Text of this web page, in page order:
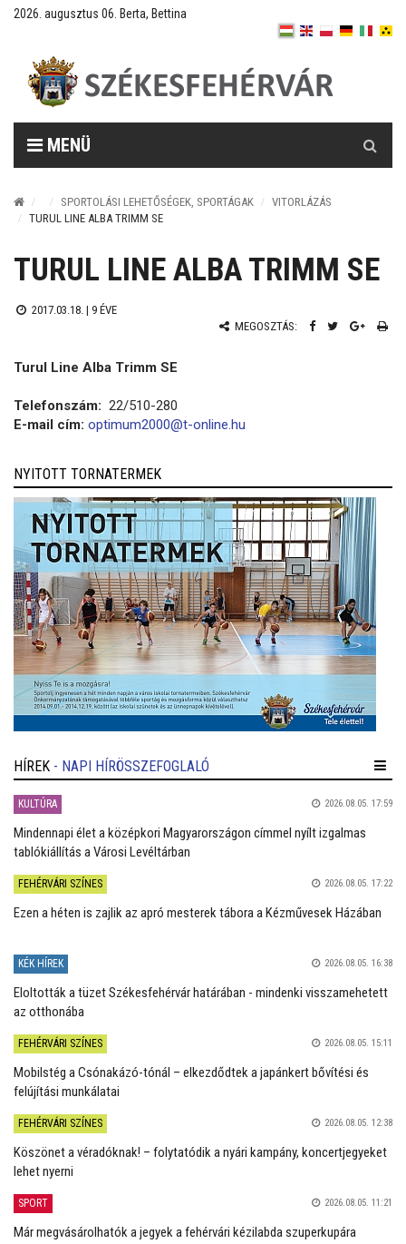
2026. augusztus 06. Berta, Bettina
MENÜ
SPORTOLÁSI LEHETŐSÉGEK, SPORTÁGAK
VITORLÁZÁS
TURUL LINE ALBA TRIMM SE
TURUL LINE ALBA TRIMM SE
2017.03.18. | 9 ÉVE
MEGOSZTÁS:
Turul Line Alba Trimm SE
Telefonszám: 22/510-280
E-mail cím: optimum2000@t-online.hu
NYITOTT TORNATERMEK
HÍREK - NAPI HÍRÖSSZEFOGLALÓ
KULTÚRA 2026.08.05. 17:59
Mindennapi élet a középkori Magyarországon címmel nyílt izgalmas
tablókiállítás a Városi Levéltárban
FEHÉRVÁRI SZÍNES 2026.08.05. 17:22
Ezen a héten is zajlik az apró mesterek tábora a Kézművesek Házában
KÉK HÍREK 2026.08.05. 16:38
Eloltották a tüzet Székesfehérvár határában - mindenki visszamehetett
az otthonába
FEHÉRVÁRI SZÍNES 2026.08.05. 15:11
Mobilstég a Csónakázó-tónál – elkezdődtek a japánkert bővítési és
felújítási munkálatai
FEHÉRVÁRI SZÍNES 2026.08.05. 12:38
Köszönet a véradóknak! – folytatódik a nyári kampány, koncertjegyeket
lehet nyerni
SPORT 2026.08.05. 11:21
Már megvásárolhatók a jegyek a fehérvári kézilabda szuperkupára